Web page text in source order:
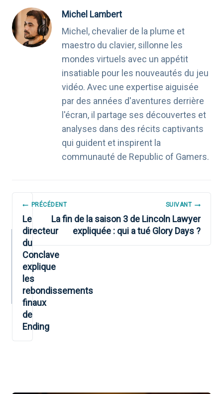
Michel Lambert
Michel, chevalier de la plume et
maestro du clavier, sillonne les
mondes virtuels avec un appétit
insatiable pour les nouveautés du jeu
vidéo. Avec une expertise aiguisée
par des années d'aventures derrière
l'écran, il partage ses découvertes et
analyses dans des récits captivants
qui guident et inspirent la
communauté de Republic of Gamers.
NAVIGATION
DE
L’ARTICLE
PRÉCÉDENT
Le
directeur
du
Conclave
explique
les
rebondissements
finaux
de
Ending
SUIVANT
La fin de la saison 3 de Lincoln Lawyer
expliquée : qui a tué Glory Days ?